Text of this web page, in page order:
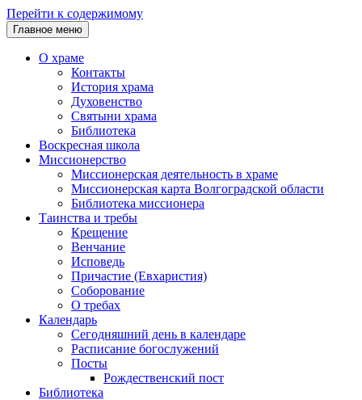
Перейти к содержимому
Главное меню
О храме
Контакты
История храма
Духовенство
Святыни храма
Библиотека
Воскресная школа
Миссионерство
Миссионерская деятельность в храме
Миссионерская карта Волгоградской области
Библиотека миссионера
Таинства и требы
Крещение
Венчание
Исповедь
Причастие (Евхаристия)
Соборование
О требах
Календарь
Сегодняшний день в календаре
Расписание богослужений
Посты
Рождественский пост
Библиотека